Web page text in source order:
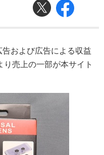
および広告による収益
売上の一部が本サイト